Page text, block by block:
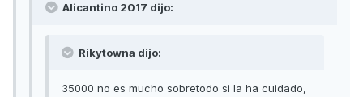
Alicantino 2017 dijo:
Rikytowna dijo:
35000 no es mucho sobretodo si la ha cuidado,